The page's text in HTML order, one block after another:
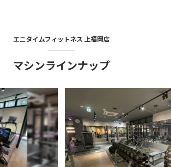
エニタイムフィットネス 上福岡店
マシンラインナップ